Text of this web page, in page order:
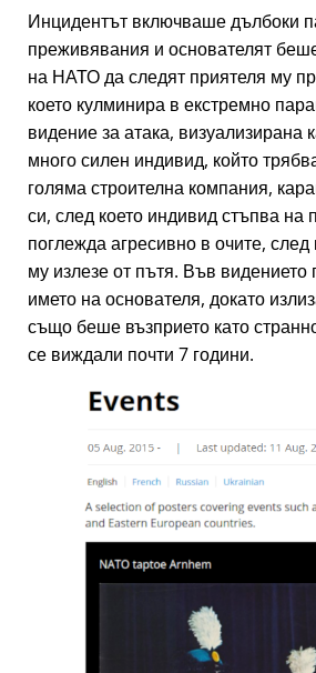
Инцидентът включваше дълбоки
преживявания и основателят
на НАТО да следят приятеля му
което кулминира в екстремно
видение за атака, визуализирана
много силен индивид, който
голяма строителна компания,
си, след което индивид стъпва на
поглежда агресивно в очите, след
му излезе от пътя. Във видението
името на основателя, докато
също беше възприето като
се виждали почти 7 години.